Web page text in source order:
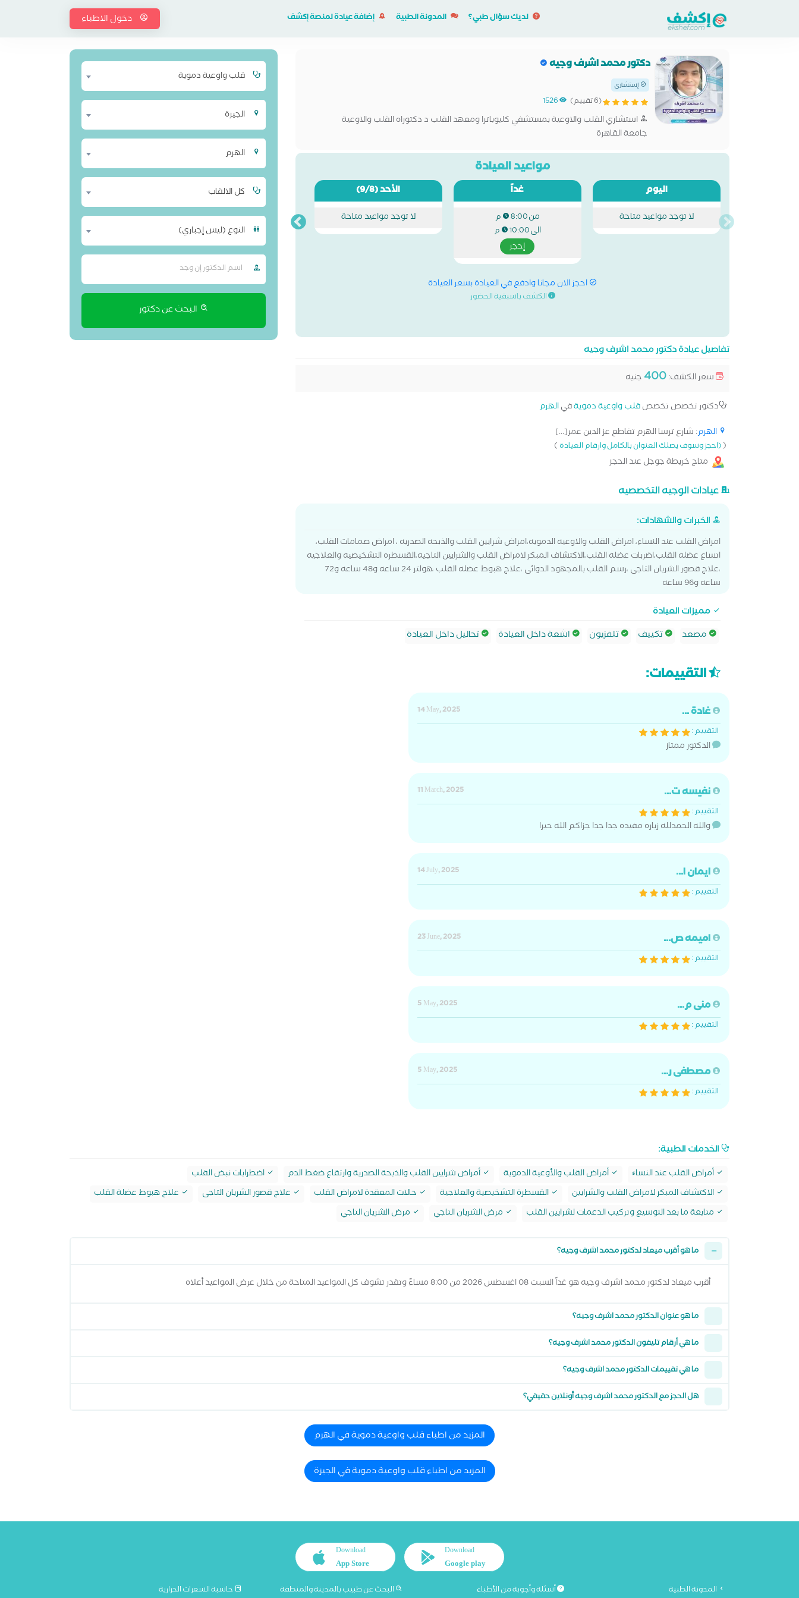
لديك سؤال طبي؟ المدونة الطبية إضافة عيادة لمنصة إكشف دخول الاطباء
دكتور محمد اشرف وجيه
إستشاري
(6 تقييم) 1526
استشاري القلب والاوعية بمستشفي كليوباترا ومعهد القلب د دكتوراه القلب والاوعية
جامعة القاهرة
مواعيد العيادة
اليوم
لا توجد مواعيد متاحة
غداً
من8:00 م
الى10:00 م
إحجز
الأحد(9/8)
لا توجد مواعيد متاحة
احجز الان مجانا وادفع في العيادة بسعر العيادة
الكشف باسبقية الحضور
تفاصيل عيادة دكتور محمد اشرف وجيه
سعر الكشف:400 جنيه
دكتور تخصص تخصصقلب واوعية دمويةفيالهرم
الهرم: شارع ترسا الهرم تقاطع عز الدين عمر[...]
((احجز وسوف يصلك العنوان بالكامل وارقام العيادة)
متاح خريطة جوجل عند الحجز
عيادات الوجيه التخصصيه
الخبرات والشهادات:
امراض القلب عند النساء، امراض القلب والاوعيه الدمويه،امراض شرايين القلب والذبحه الصدريه ، امراض صمامات القلب،
اتساع عضله القلب،اضربات عضله القلب،الاكتشاف المبكر لامراض القلب والشرايين التاجيه،القسطره التشخيصيه والعلاجيه
،علاج قصور الشريان التاجى ،رسم القلب بالمجهود الدوائى ،علاج هبوط عضله القلب ،هولتر 24 ساعه و48 ساعه و72
ساعه و96 ساعه
مميزات العيادة
مصعد
تكييف تلفزيون اشعة داخل العيادة تحاليل داخل العيادة
قلب واوعية دموية
الجيزة
الهرم
كل الالقاب
النوع (ليس إجباري)
البحث عن دكتور
التقييمات:
غادة ...
14 May, 2025
التقييم :
الدكتور ممتاز
نفيسه ت...
11 March, 2025
التقييم :
والله الحمدلله زياره مفيده جدا جدا جزاكم الله خيرا
ايمان ا...
14 July, 2025
التقييم :
اميمه ص...
23 June, 2025
التقييم :
منى م...
5 May, 2025
التقييم :
مصطفى ر...
5 May, 2025
التقييم :
الخدمات الطبية:
أمراض القلب عند النساﺀ أمراض القلب والأوعية الدموية أمراض شرايين القلب والذبحة الصدرية وارتقاع ضغط الدم
اضطرابات نبض القلب
الاكتشاف المبكر لامراض القلب والشرايين
القسطرة التشخيصية والعلاجية حالات المعقدة لامراض القلب علاج قصور الشريان التاجى
علاج هبوط عضلة القلب
متابعة ما بعد التوسيع وتركيب الدعمات لشرايين القلب
مرض الشريان التاجي مرض الشريان التاجي
ما هو أقرب ميعاد لدكتور محمد اشرف وجيه؟
أقرب ميعاد لدكتور محمد اشرف وجيه هو غداً السبت 08 اغسطس 2026 من 8:00 مساءً وتقدر تشوف كل المواعيد المتاحة من خلال عرض المواعيد أعلاه
ما هو عنوان الدكتور محمد اشرف وجيه؟
ما هي أرقام تليفون الدكتور محمد اشرف وجيه؟
ما هي تقييمات الدكتور محمد اشرف وجيه؟
هل الحجز مع الدكتور محمد اشرف وجيه أونلاين حقيقي؟
المزيد من اطباء قلب واوعية دموية في الهرم
المزيد من اطباء قلب واوعية دموية في الجيزة
Download
Google play
Download
App Store
المدونة الطبية أسئلة وأجوبة من الأطباء البحث عن طبيب بالمدينة والمنطقة حاسبة السعرات الحرارية